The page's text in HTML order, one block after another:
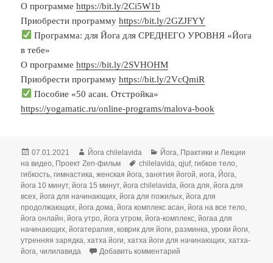
О программеhttps://bit.ly/2Ci5W1b
Приобрести программуhttps://bit.ly/2GZJFYY
Программа: для Йога для СРЕДНЕГО УРОВНЯ «Йога
в тебе»
О программеhttps://bit.ly/2SVHOHM
Приобрести программуhttps://bit.ly/2VcQmiR
Пособие «50 асан. Отстройка»
https://yogamatic.ru/online-programs/malova-book
Опубликовано
07.01.2021 Автор
Йога chilelavida Рубрики
Йога, Практики и Лекции
на видео, Проект Zen-фильм Метки
chilelavida,qjuf,гибкое тело,
гибкость,гимнастика,женская йога,занятия йогой,иога, Йога,
йога 10 минут,йога 15 минут,йога chilelavida,йога для,йога для
всех,йога для начинающих,йога для пожилых,йога для
продолжающих,йога дома,йога комплекс асан,йога на все тело,
йога онлайн,йога утро,йога утром,йога-комплекс,йогаа для
начинающих,йогатерапия,коврик для йоги,разминка,уроки йоги,
утренняя зарядка,хатха йоги,хатха йоги для начинающих,хатха-
йога,чилилавида Добавить комментарий